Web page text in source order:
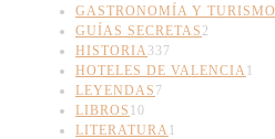
GASTRONOMÍA Y TURISMO
GUÍAS SECRETAS 2
HISTORIA337
HOTELES DE VALENCIA1
LEYENDAS 7
LIBROS 10
LITERATURA1